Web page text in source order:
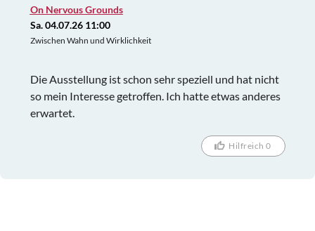
On Nervous Grounds
Sa. 04.07.26 11:00
Zwischen Wahn und Wirklichkeit
Die Ausstellung ist schon sehr speziell und hat nicht
so mein Interesse getroffen. Ich hatte etwas anderes
erwartet.
Hilfreich 0